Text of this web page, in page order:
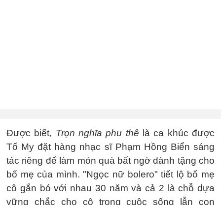
Được biết, Trọn nghĩa phu thê là ca khúc được
Tố My đặt hàng nhạc sĩ Phạm Hồng Biển sáng
tác riêng để làm món quà bất ngờ dành tặng cho
bố mẹ của mình. "Ngọc nữ bolero" tiết lộ bố mẹ
cô gắn bó với nhau 30 năm và cả 2 là chỗ dựa
vững chắc cho cô trong cuộc sống lẫn con